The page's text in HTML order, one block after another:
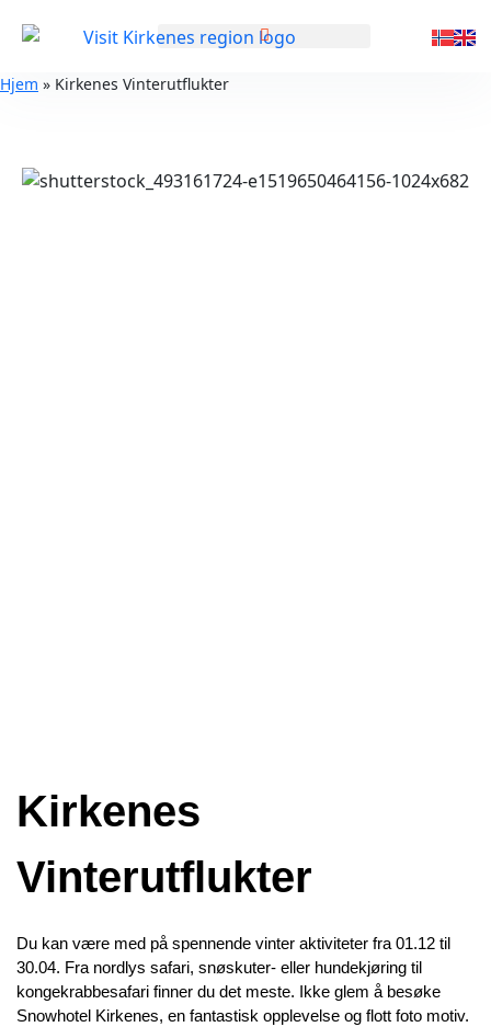
Hjem » Kirkenes Vinterutflukter
Kirkenes
Vinterutflukter
Du kan være med på spennende vinter aktiviteter fra 01.12 til
30.04. Fra nordlys safari, snøskuter- eller hundekjøring til
kongekrabbesafari finner du det meste. Ikke glem å besøke
Snowhotel Kirkenes, en fantastisk opplevelse og flott foto motiv.